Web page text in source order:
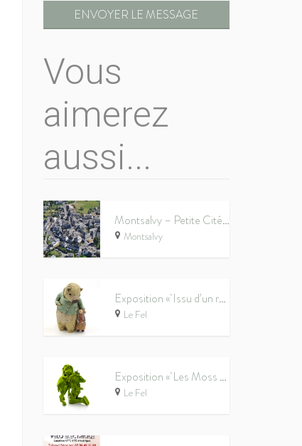
ENVOYER LE MESSAGE
Vous
aimerez
aussi...
Montsalvy – Petite Cité de Caractère®
Montsalvy
Exposition « Issu d’un rêve » au Don du Fel
Le Fel
Exposition « Les Moss People explorent le monde de l’art ! » au Don du Fel
Le Fel